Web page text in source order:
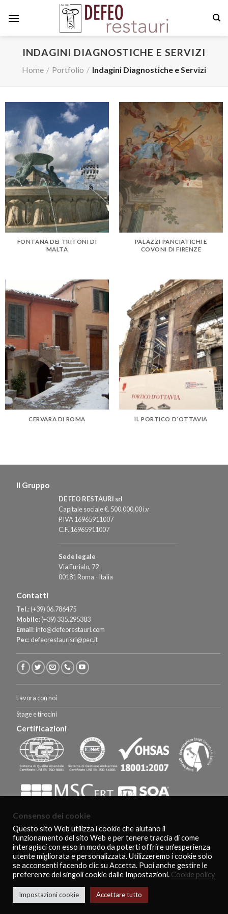
INDAGINI DIAGNOSTICHE E SERVIZI
Home / Portfolio / Indagini Diagnostiche e Servizi
FONTANA DEI TRITONI DI
MALTA
PALAZZI PANCIATICHI E
COVONI DI FIRENZE
CERVARA DI ROMA IL PORTICO D’OTTAVIA
Il Gruppo
DE FEO RESTAURI srl
Capitale sociale €. 500.000,00 i.v
P.IVA 16965911007
C.F. 16965911007
Sede legale
Via Eurialo, 72
00181 Roma - Italia
Contatti
Tel.:(+39) 06.786475
Mobile:(+39) 335.295383
Email:info@defeorestauri.com
Pec:defeorestaurisrl@pec.it
Lavora con noi
Stage e tirocini
Certificazioni
HOMEPAGE CERTIFICAZIONI E RICONOSCIMENTI
CLIENTI
AGEVOLAZIONI FISCALI
CONTATTI COOKIE POLICY PRIVACY POLICY
Copyright 2026 ©De Feo Restauri - www.defeorestauri.com - Credits:
gtomasselli.it
Consenso dei cookie
Questo sito Web utilizza i cookie che aiutano il
funzionamento del sito Web e per tenere traccia di come
interagisci con esso in modo da poterti offrire un'esperienza
utente migliorata e personalizzata. Utilizzeremo i cookie solo
se acconsenti facendo clic su Accetta. Puoi anche gestire le
preferenze dei singoli cookie dalle Impostazioni. Cookie policy
Impostazioni cookie Accettare tutto
Italiano English